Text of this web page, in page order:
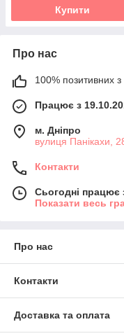
Купити
Про нас
100% позитивних з
Працює з
м. Дніпро
вулиця Панікахи,
Контакти
Сьогодні працює
Показати весь
Про нас
Контакти
Доставка та оплата